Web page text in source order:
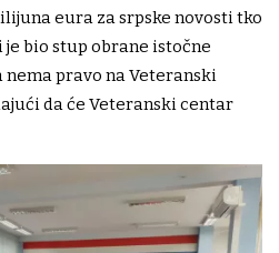
eura za srpske novosti tko
je bio stup obrane istočne
pravo na Veteranski
da će Veteranski centar